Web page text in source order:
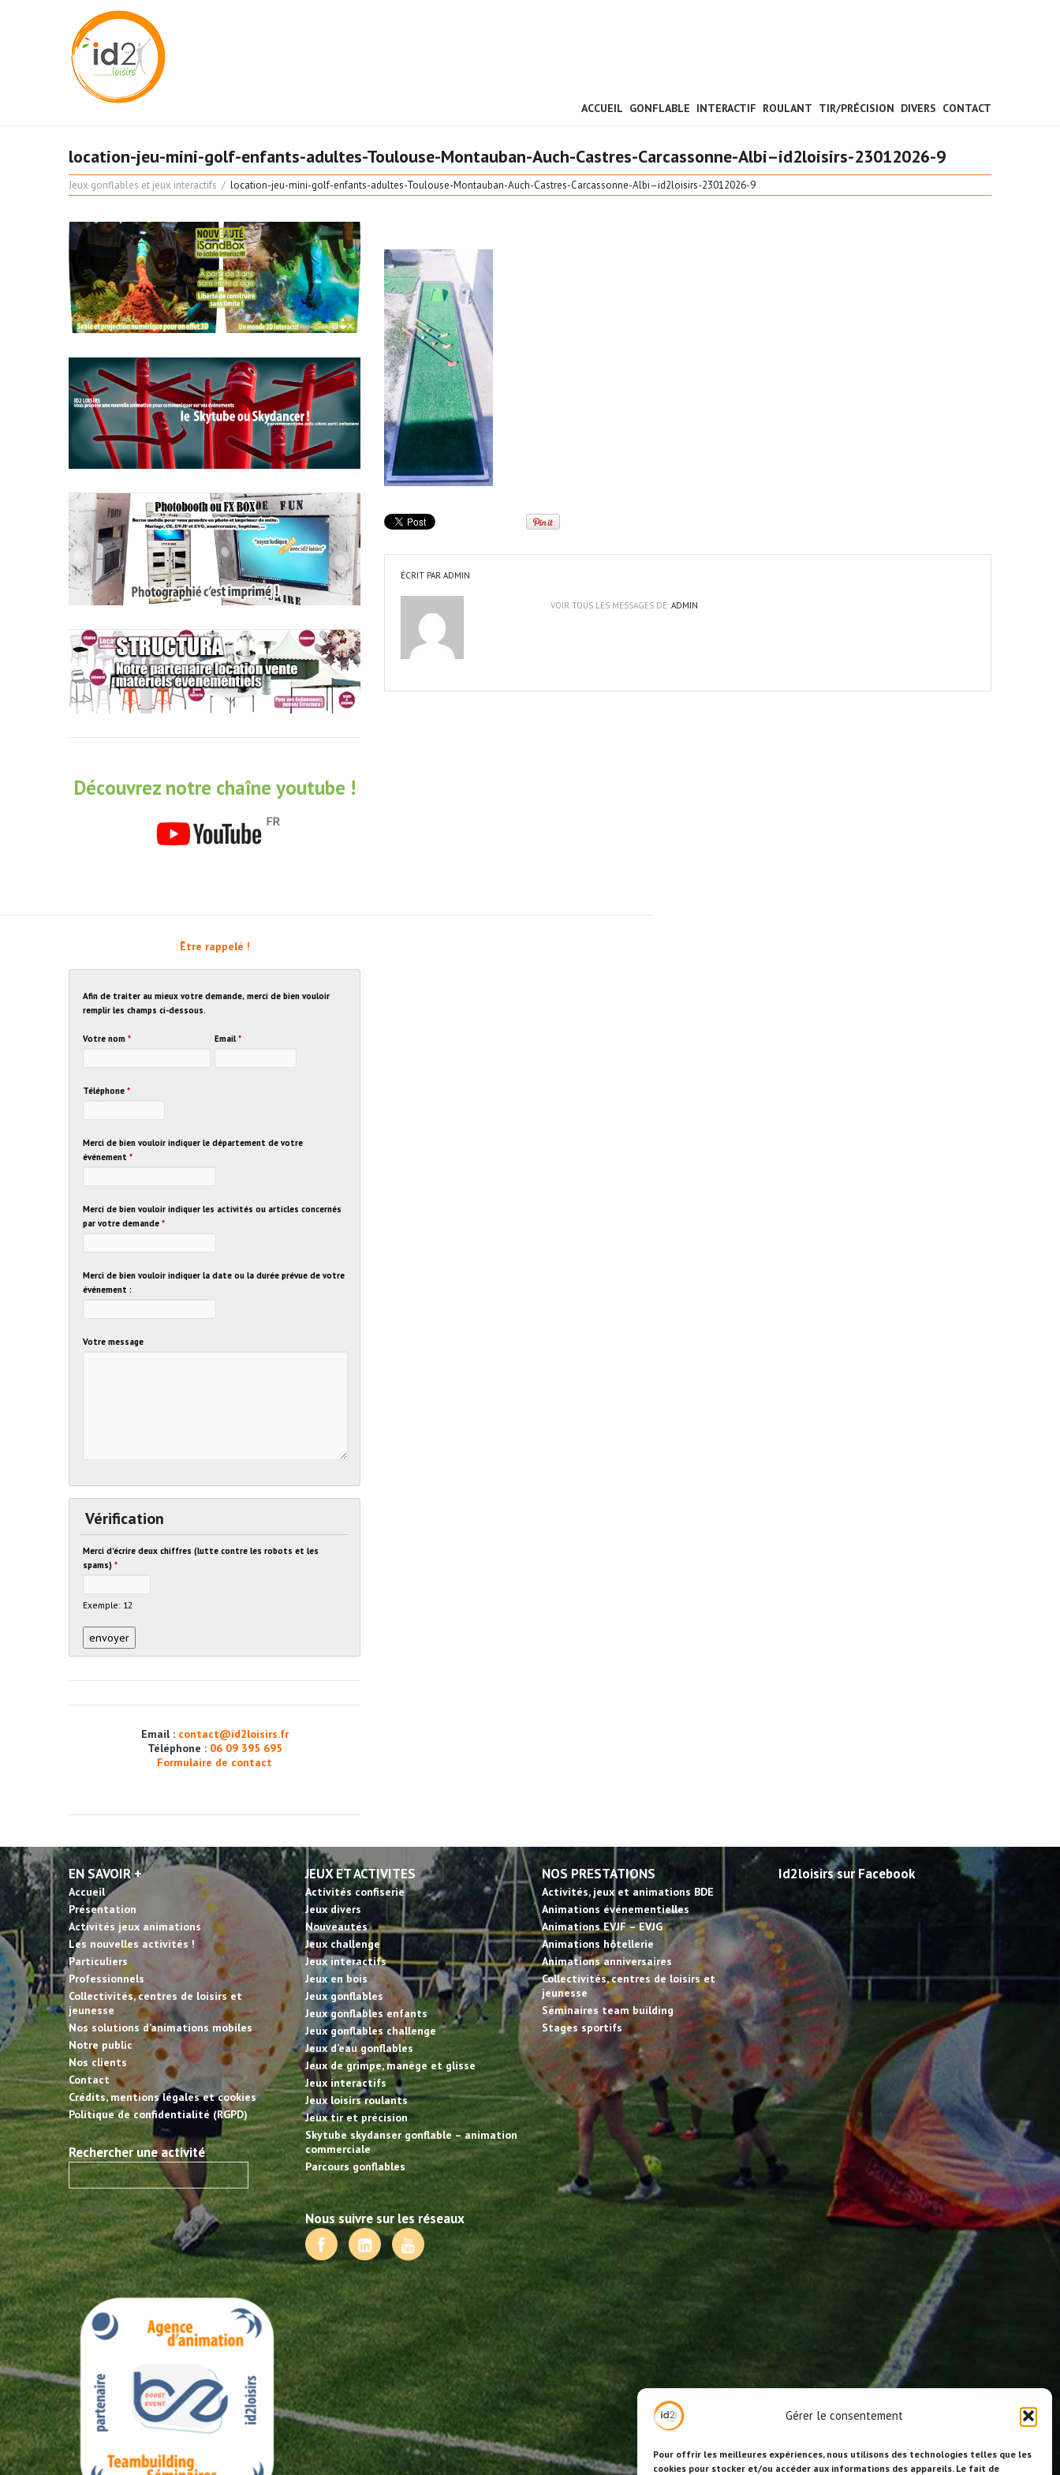
Gérer le consentement
Pour offrir les meilleures expériences, nous utilisons des technologies telles que les
cookies pour stocker et/ou accéder aux informations des appareils. Le fait de
ACCUEIL GONFLABLE INTERACTIF ROULANT TIR/PRÉCISION DIVERS CONTACT
location-jeu-mini-golf-enfants-adultes-Toulouse-Montauban-Auch-Castres-Carcassonne-Albi–id2loisirs-23012026-9
Jeux gonflables et jeux interactifs location-jeu-mini-golf-enfants-adultes-Toulouse-Montauban-Auch-Castres-Carcassonne-Albi–id2loisirs-23012026-9
ÉCRIT PAR ADMIN
VOIR TOUS LES MESSAGES DE: ADMIN
Découvrez notre chaîne youtube !
Être rappelé !
Afin de traiter au mieux votre demande, merci de bien vouloir
remplir les champs ci-dessous.
Votre nom* Email *
Téléphone*
Merci de bien vouloir indiquer le département de votre
événement*
Merci de bien vouloir indiquer les activités ou articles concernés
par votre demande*
Merci de bien vouloir indiquer la date ou la durée prévue de votre
événement :
Votre message
Vérification
Merci d'écrire deux chiffres (lutte contre les robots et les
spams)*
Exemple: 12
Email : contact@id2loisirs.fr
Téléphone : 06 09 395 695
Formulaire de contact
EN SAVOIR +
Accueil
Présentation
Activités jeux animations
Les nouvelles activités !
Particuliers
Professionnels
Collectivités, centres de loisirs et
jeunesse
Nos solutions d’animations mobiles
Notre public
Nos clients
Contact
Crédits, mentions légales et cookies
Politique de confidentialité (RGPD)
Rechercher une activité
JEUX ET ACTIVITES
Activités confiserie
Jeux divers
Nouveautés
Jeux challenge
Jeux interactifs
Jeux en bois
Jeux gonflables
Jeux gonflables enfants
Jeux gonflables challenge
Jeux d’eau gonflables
Jeux de grimpe, manège et glisse
Jeux interactifs
Jeux loisirs roulants
Jeux tir et précision
Skytube skydanser gonflable – animation
commerciale
Parcours gonflables
Nous suivre sur les réseaux
NOS PRESTATIONS
Activités, jeux et animations BDE
Animations événementielles
Animations EVJF – EVJG
Animations hôtellerie
Animations anniversaires
Collectivités, centres de loisirs et
jeunesse
Séminaires team building
Stages sportifs
Id2loisirs sur Facebook